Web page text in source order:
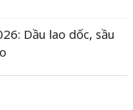
Dầu lao dốc, sầu